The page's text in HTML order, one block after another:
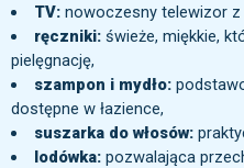
TV:nowoczesny telewizor z
ręczniki:świeże, miękkie,
pielęgnację,
szampon i mydło:
dostępne w łazience,
suszarka do włosów:
lodówka:pozwalająca